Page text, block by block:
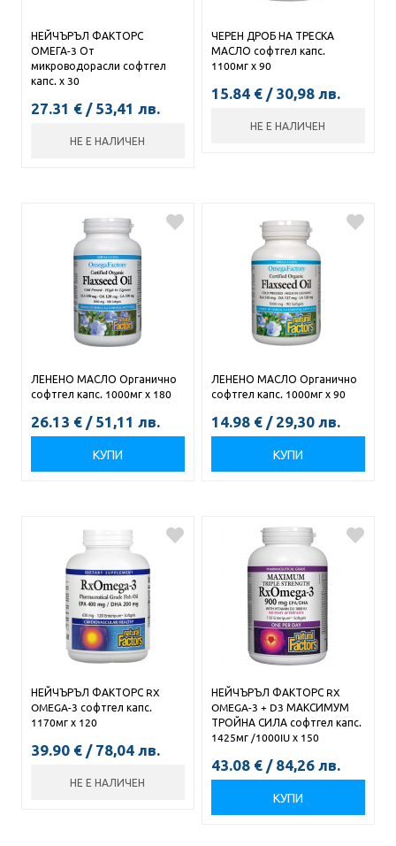
НЕЙЧЪРЪЛ ФАКТОРС
ОМЕГА-3 От
микроводорасли софтгел
капс. х 30
27.31 € / 53,41 лв.
НЕ Е НАЛИЧЕН
ЧЕРЕН ДРОБ НА ТРЕСКА
МАСЛО софтгел капс.
1100мг х 90
15.84 € / 30,98 лв.
НЕ Е НАЛИЧЕН
ЛЕНЕНО МАСЛО Органично
софтгел капс. 1000мг х 180
26.13 € / 51,11 лв.
КУПИ
ЛЕНЕНО МАСЛО Органично
софтгел капс. 1000мг х 90
14.98 € / 29,30 лв.
КУПИ
НЕЙЧЪРЪЛ ФАКТОРС RX
OMEGA-3 софтгел капс.
1170мг х 120
39.90 € / 78,04 лв.
НЕ Е НАЛИЧЕН
НЕЙЧЪРЪЛ ФАКТОРС RX
OMEGA-3 + D3 МАКСИМУМ
ТРОЙНА СИЛА софтгел капс.
1425мг /1000IU х 150
43.08 € / 84,26 лв.
КУПИ